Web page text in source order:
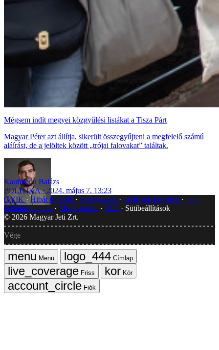
Mégsem indít megyei közgyűlési listákat a Tisza Párt
Magyar Péter azt állítja, sikerült összegyűjteni a megfelelő számú
aláírást, de a jelöltek között „trójai falovakat” találtak.
Kaufmann Balázs
POLITIKA
2024. május 7. 13:23
GYIK
Hibát jelentek Impresszum Javítások kezelése
Jogi
dokumentumok
Médiaajánlat RSS
Sütibeállítások
© 2026 Magyar Jeti Zrt.
Vége
Menü
Címlap
Friss
Kör
Fiók